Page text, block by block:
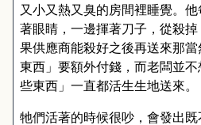
又小又熱又臭的房間裡睡覺。
著眼睛，一邊揮著刀子，從殺
果供應商能殺好之後再送來那
東西」要額外付錢，而老闆並
些東西」一直都活生生地送來。
牠們活著的時候很吵，會發出